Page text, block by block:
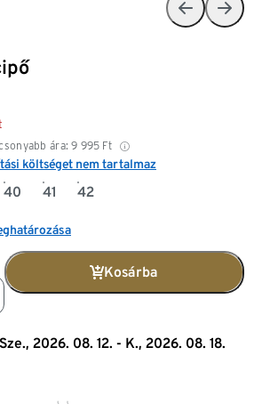
ára: 9 995 Ft
költséget nem tartalmaz
40 41 42
Kosárba
Sze., 2026. 08. 12. - K., 2026. 08. 18.